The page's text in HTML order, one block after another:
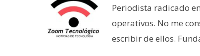
Periodista radicado
operativos. No me
escribir de ellos.